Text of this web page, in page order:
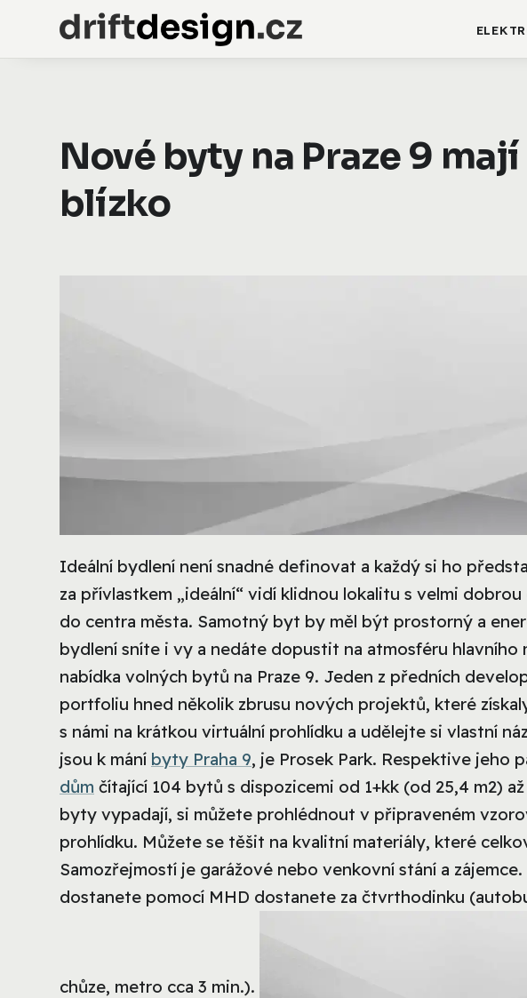
Nové byty na Praze 9
blízko
Ideální bydlení není snadné definovat a každý si ho
za přívlastkem „ideální“ vidí klidnou lokalitu s velmi
do centra města. Samotný byt by měl být prostorný a
bydlení sníte i vy a nedáte dopustit na atmosféru hlavního
nabídka volných bytů na Praze 9. Jeden z předních
portfoliu hned několik zbrusu nových projektů, které
s námi na krátkou virtuální prohlídku a udělejte si vlastní
jsou k mání byty Praha 9, je Prosek Park. Respektive jeho
dům čítající 104 bytů s dispozicemi od 1+kk (od 25,4 m2)
byty vypadají, si můžete prohlédnout v připraveném
prohlídku. Můžete se těšit na kvalitní materiály, které
Samozřejmostí je garážové nebo venkovní stání a
dostanete pomocí MHD dostanete za čtvrthodinku
chůze, metro cca 3 min.).